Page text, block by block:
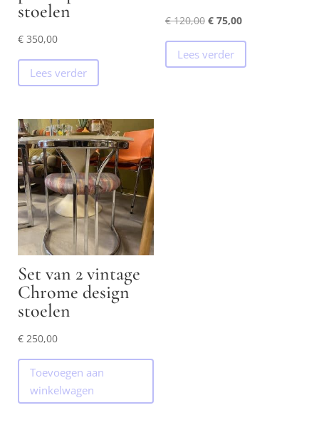
stoelen
€ 350,00
Lees verder
€120,00 Oorspronkelijke
prijs
was:
€75,00Huidige
prijs
Lees verder
Set van 2 vintage
Chrome design
stoelen
€ 250,00
Toevoegen aan
winkelwagen